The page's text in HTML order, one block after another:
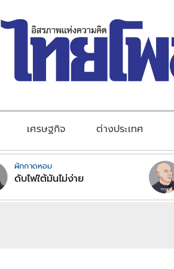
เศรษฐกิจ ต่างประเทศ
ผักกาดหอม
ดับไฟใต้มันไม่ง่าย